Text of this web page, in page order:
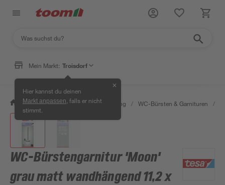
Mein Markt: Troisdorf
Hier kannst du deinen
Markt anpassen , falls er nicht
stimmt.
✕
/ Bad & Sanitär / Bad-Ausstattung / WC-Bürsten & Garnituren /
WC-Bürstengarnitur 'Moon'
grau matt wandhängend 11,2 x